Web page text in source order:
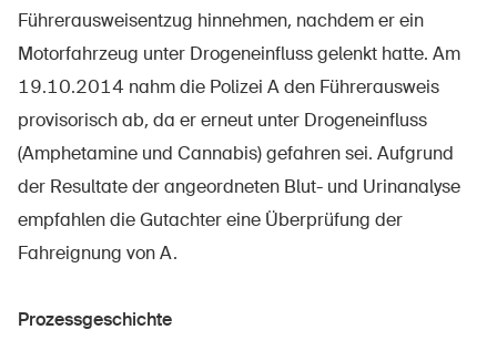
Campagne
Ordinare & scaricare materiali
Corsi ed eventi
Approfondimenti giuridici
Führerausweisentzug hinnehmen, nachdem er ein
Motorfahrzeug unter Drogeneinfluss gelenkt hatte. Am
19.10.2014 nahm die Polizei A den Führerausweis
provisorisch ab, da er erneut unter Drogeneinfluss
(Amphetamine und Cannabis) gefahren sei. Aufgrund
der Resultate der angeordneten Blut- und Urinanalyse
empfahlen die Gutachter eine Überprüfung der
Fahreignung von A.
Prozessgeschichte